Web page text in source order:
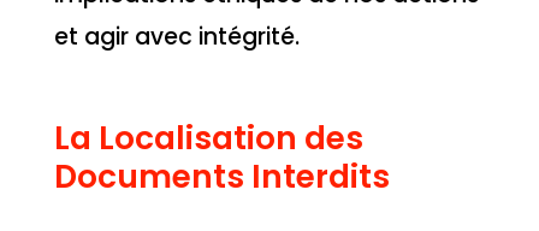
et agir avec intégrité.
La Localisation des
Documents Interdits